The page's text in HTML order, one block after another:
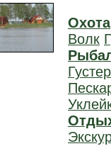
Охота
Волк